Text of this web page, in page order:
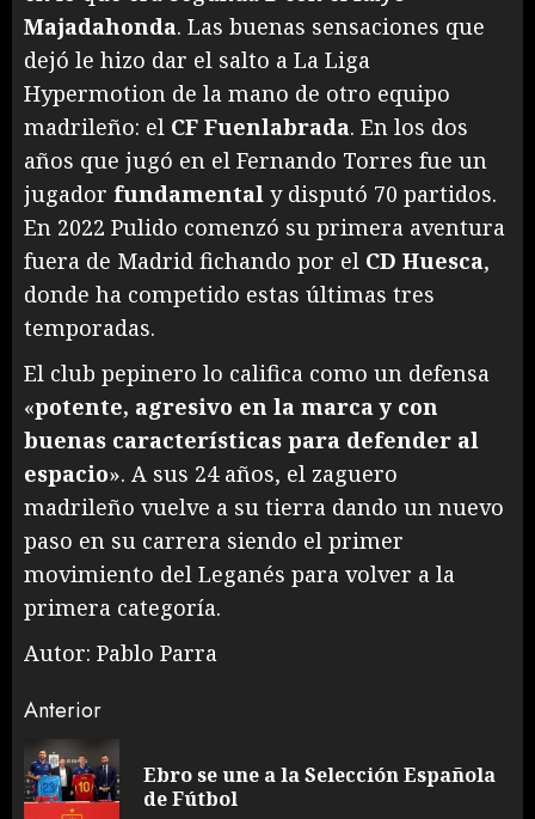
Majadahonda. Las buenas sensaciones que
dejó le hizo dar el salto a La Liga
Hypermotion de la mano de otro equipo
madrileño: el CF Fuenlabrada. En los dos
años que jugó en el Fernando Torres fue un
jugador fundamental y disputó 70 partidos.
En 2022 Pulido comenzó su primera aventura
fuera de Madrid fichando por el CD Huesca,
donde ha competido estas últimas tres
temporadas.
El club pepinero lo califica como un defensa
«potente, agresivo en la marca y con
buenas características para defender al
espacio». A sus 24 años, el zaguero
madrileño vuelve a su tierra dando un nuevo
paso en su carrera siendo el primer
movimiento del Leganés para volver a la
primera categoría.
Autor: Pablo Parra
Sigue
leyendo
Anterior
Ebro se une a la Selección Española
de Fútbol